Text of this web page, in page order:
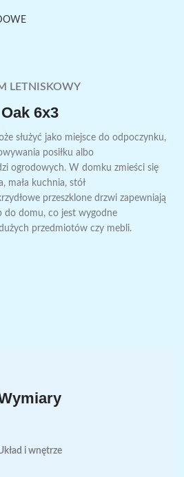
LETNISKOWY
Oak 6x3
służyć jako miejsce do odpoczynku,
posiłku albo
ogrodowych. W domku zmieści się
mała kuchnia, stół
przeszklone drzwi zapewniają
do domu, co jest wygodne
przedmiotów czy mebli.
i wnętrze